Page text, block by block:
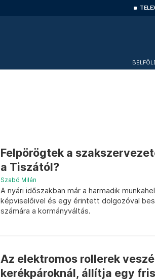
Felpörögtek a
a Tiszától?
Szabó Milán
A nyári időszakban már a harmadik
képviselőivel és egy érintett dolgozóval
számára a kormányváltás.
Az elektromos rollerek
kerékpároknál, állítja egy